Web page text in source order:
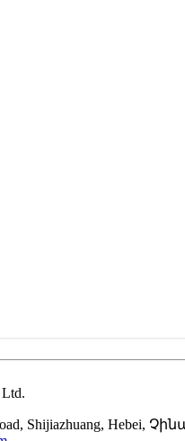
Ltd.
Shijiazhuang, Hebei,